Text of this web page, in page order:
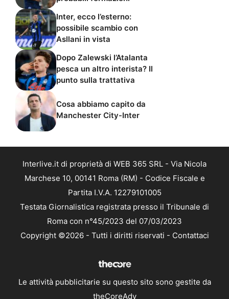
Inter, ecco l’esterno:
possibile scambio con
Asllani in vista
Dopo Zalewski l’Atalanta
pesca un altro interista? Il
punto sulla trattativa
Cosa abbiamo capito da
Manchester City-Inter
Interlive.it di proprietà di WEB 365 SRL - Via Nicola
Marchese 10, 00141 Roma (RM) - Codice Fiscale e
Partita I.V.A. 12279101005
Testata Giornalistica registrata presso il Tribunale di
Roma con n°45/2023 del 07/03/2023
Copyright ©2026 - Tutti i diritti riservati - Contattaci
Le attività pubblicitarie su questo sito sono gestite da
theCoreAdv